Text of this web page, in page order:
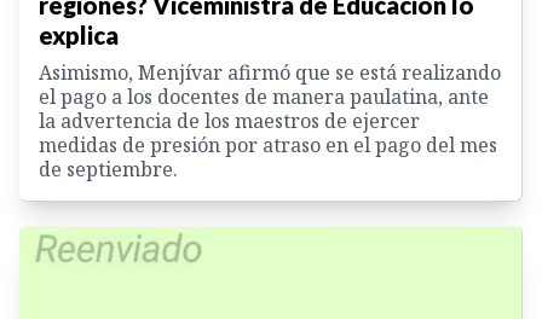
explica
Asimismo, Menjívar afirmó que se está realizando
el pago a los docentes de manera paulatina, ante
la advertencia de los maestros de ejercer
medidas de presión por atraso en el pago del mes
de septiembre.